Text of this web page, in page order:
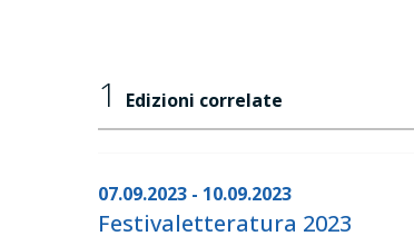
1 Edizioni correlate
07.09.2023 - 10.09.2023
Festivaletteratura 2023